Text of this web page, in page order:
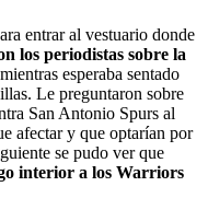
entrar al vestuario donde
los periodistas sobre la
mientras esperaba sentado
Le preguntaron sobre
San Antonio Spurs al
afectar y que optarían por
se pudo ver que
interior a los Warriors